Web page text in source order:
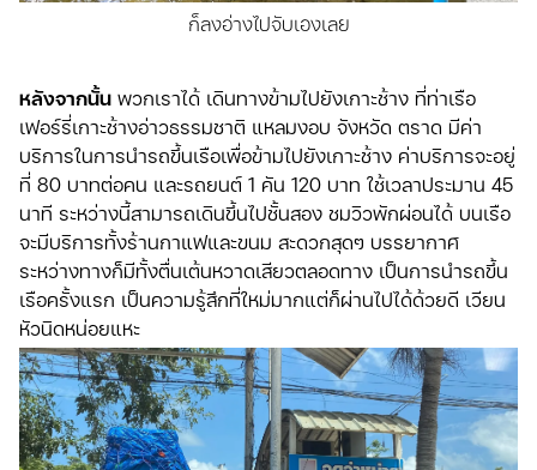
ก็ลงอ่างไปจับเองเลย
หลังจากนั้น พวกเราได้ เดินทางข้ามไปยังเกาะช้าง ที่ท่าเรือ
เฟอร์รี่เกาะช้างอ่าวธรรมชาติ แหลมงอบ จังหวัด ตราด มีค่า
บริการในการนำรถขึ้นเรือเพื่อข้ามไปยังเกาะช้าง ค่าบริการจะอยู่
ที่ 80 บาทต่อคน และรถยนต์ 1 คัน 120 บาท ใช้เวลาประมาน 45
นาที ระหว่างนี้สามารถเดินขึ้นไปชั้นสอง ชมวิวพักผ่อนได้ บนเรือ
จะมีบริการทั้งร้านกาแฟและขนม สะดวกสุดๆ บรรยากาศ
ระหว่างทางก็มีทั้งตื่นเต้นหวาดเสียวตลอดทาง เป็นการนำรถขึ้น
เรือครั้งแรก เป็นความรู้สึกที่ใหม่มากแต่ก็ผ่านไปได้ด้วยดี เวียน
หัวนิดหน่อยแหะ